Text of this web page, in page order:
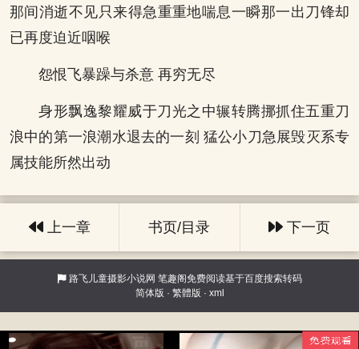
那间消逝不见只来得急重重地喘息一瞬那一出刀锋却
已再度迫近咽喉
怨恨飞暴躁与杀意 再穷无尽
身形飘逸黎耀威于刀光之中辗转腾挪抓住五重刀
浪中的第一浪潮水退去的一刻 猛公小刀急展毁灭系专
属技能所然出动
上一章 书页/目录 下一页
路飞儿童摄影小说网 笔趣阁免费阅读基于百度搜索转码
简体版 · 繁體版 · xml